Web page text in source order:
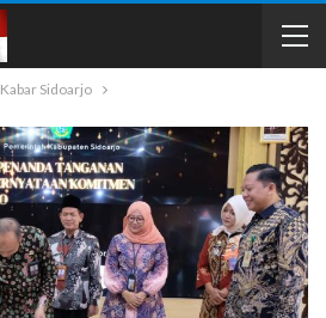
Kabar Sidoarjo